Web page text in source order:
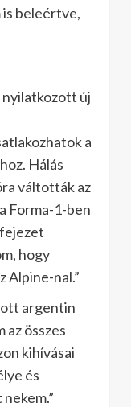
beleértve,
nyilatkozott új
a
Hálás
váltották az
Forma-1-ben
hogy
Alpine-nal.”
argentin
az összes
kihívásai
és